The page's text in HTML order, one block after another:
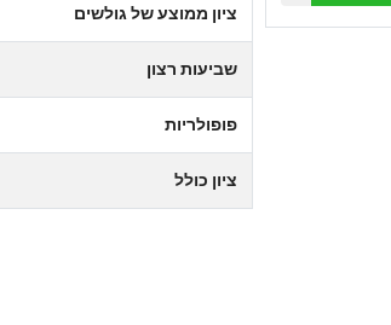
ציון ממוצע של גולשים
שביעות רצון
פופולריות
ציון כולל